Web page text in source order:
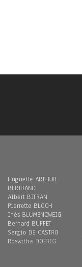
Huguette ARTHUR
BERTRAND
Albert BITRAN
Pierrette BLOCH
Inès BLUMENCWEIG
Bernard BUFFET
Sergio DE CASTRO
Roswitha DOERIG